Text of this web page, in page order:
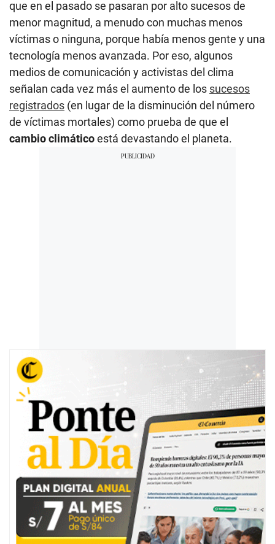
que en el pasado se pasaran por alto sucesos de
menor magnitud, a menudo con muchas menos
víctimas o ninguna, porque había menos gente y una
tecnología menos avanzada. Por eso, algunos
medios de comunicación y activistas del clima
señalan cada vez más el aumento de los sucesos
registrados (en lugar de la disminución del número
de víctimas mortales) como prueba de que el
cambio climáticoestá devastando el planeta.